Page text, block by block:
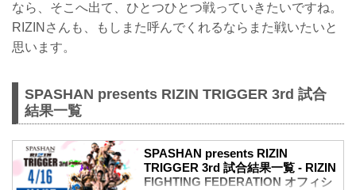
なら、そこへ出て、ひとつひとつ戦っていきたいですね。
RIZINさんも、もしまた呼んでくれるならまた戦いたいと
思います。
SPASHAN presents RIZIN TRIGGER 3rd 試合
結果一覧
SPASHAN presents RIZIN
TRIGGER 3rd 試合結果一覧 - RIZIN
FIGHTING FEDERATION オフィシ